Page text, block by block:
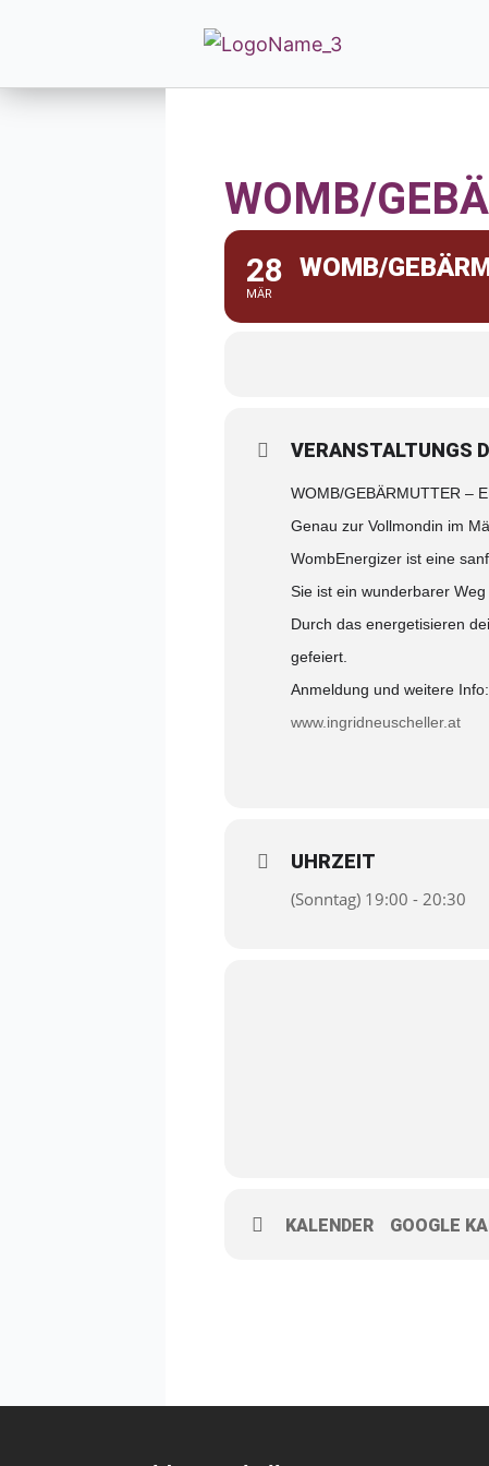
WOMB/
28
MÄR
WOMB/
VERANSTALTUNGS
WOMB/GEBÄRMUTTER –
Genau zur Vollmondin im
WombEnergizer ist eine
Sie ist ein wunderbarer
Durch das energetisieren
gefeiert.
Anmeldung und weitere
www.ingridneuscheller.at
UHRZEIT
(Sonntag) 19:00 - 20:30
KALENDER GOOGLE